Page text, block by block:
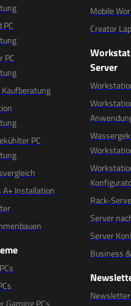
PC
Kaufberatung
PC
A+ Installation
Gaming PCs
Mobile
Creator
Server
Rack-
Server
Server
Business